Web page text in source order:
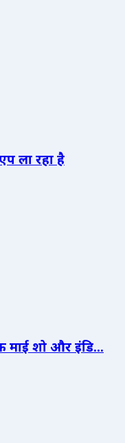
ला रहा है
माई शो और इंडि...